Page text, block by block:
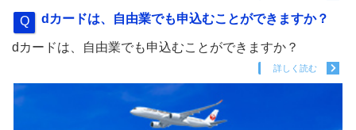
dカードは、自由業でも申込むことができますか？
dカードは、自由業でも申込むことができますか？
詳しく読む